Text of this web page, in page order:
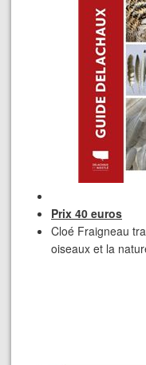
Prix 40 euros
Cloé Fraigneau
oiseaux et la